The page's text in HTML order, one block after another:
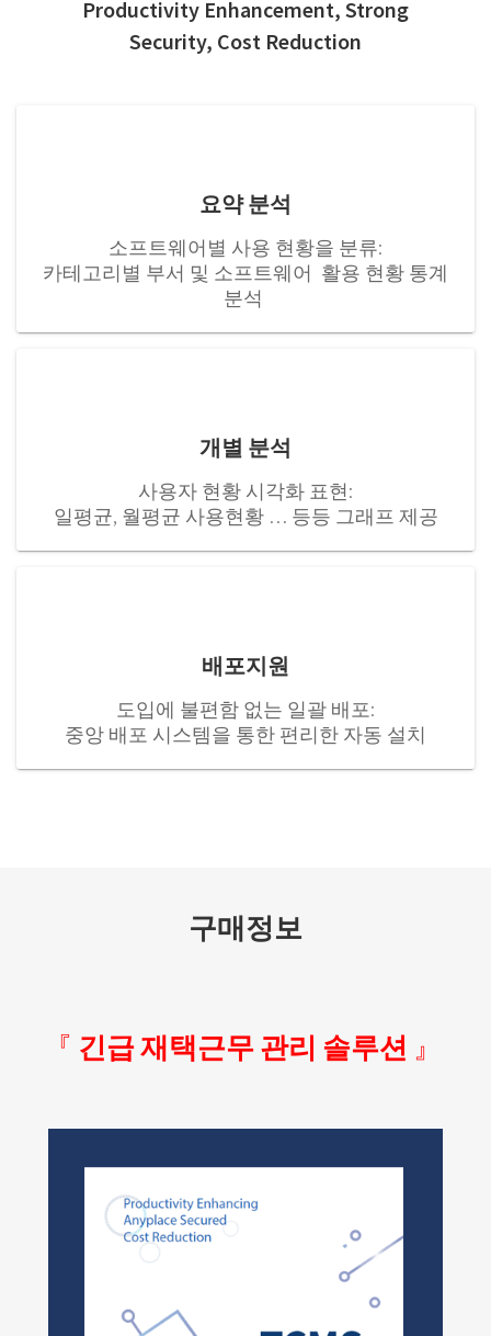
Productivity Enhancement, Strong
Security, Cost Reduction
요약 분석
소프트웨어별 사용 현황을 분류:
카테고리별 부서 및 소프트웨어 활용 현황 통계
분석
개별 분석
사용자 현황 시각화 표현:
일평균, 월평균 사용현황 … 등등 그래프 제공
배포지원
도입에 불편함 없는 일괄 배포:
중앙 배포 시스템을 통한 편리한 자동 설치
구매정보
『 긴급 재택근무 관리 솔루션 』